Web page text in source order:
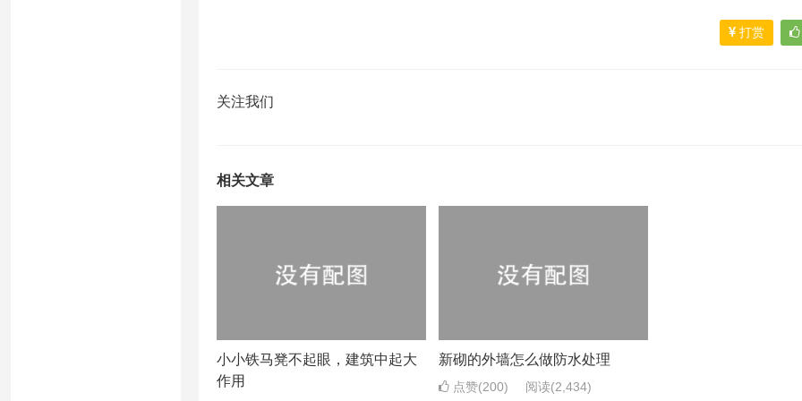
打赏
关注我们
相关文章
小小铁马凳不起眼，建筑中起大
作用
新砌的外墙怎么做防水处理
点赞(200) 阅读(2,434)